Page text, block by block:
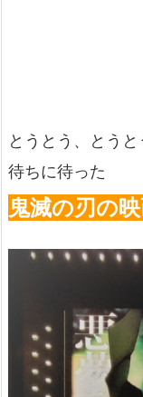
とうとう、とうと
待ちに待った
鬼滅の刃の